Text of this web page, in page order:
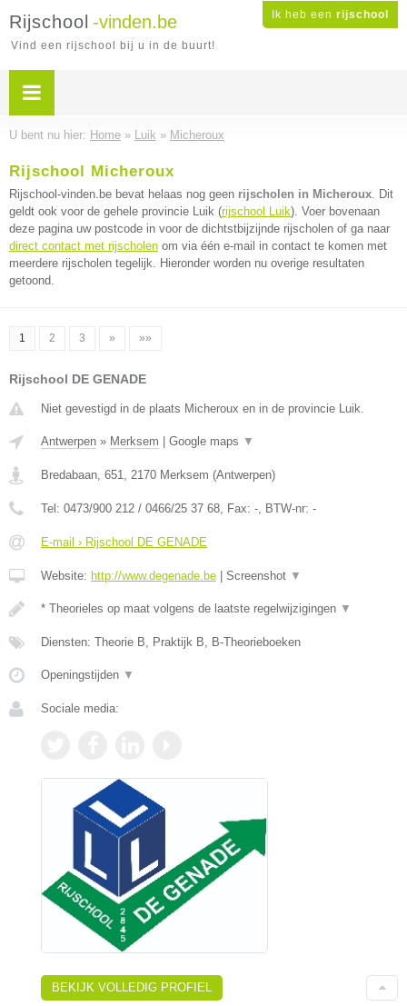
Ik heb een rijschool
Rijschool -vinden.be
Vind een rijschool bij u in de buurt!
U bent nu hier: Home » Luik » Micheroux
Rijschool Micheroux
Rijschool-vinden.be bevat helaas nog geen rijscholen in Micheroux. Dit
geldt ook voor de gehele provincie Luik (rijschool Luik). Voer bovenaan
deze pagina uw postcode in voor de dichtstbijzijnde rijscholen of ga naar
direct contact met rijscholen om via één e-mail in contact te komen met
meerdere rijscholen tegelijk. Hieronder worden nu overige resultaten
getoond.
1 2 3 » »»
Rijschool DE GENADE
Niet gevestigd in de plaats Micheroux en in de provincie Luik.
Antwerpen » Merksem Google maps ▼
Bredabaan, 651, 2170 Merksem (Antwerpen)
Tel: 0473/900 212 / 0466/25 37 68, Fax: -, BTW-nr: -
E-mail › Rijschool DE GENADE
Website: http://www.degenade.be Screenshot ▼
* Theorieles op maat volgens de laatste regelwijzigingen ▼
Diensten: Theorie B, Praktijk B, B-Theorieboeken
Openingstijden ▼
Sociale media:
BEKIJK VOLLEDIG PROFIEL